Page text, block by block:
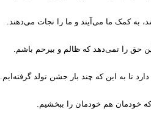
به کمک ما مى‌آيند و ما را نجات مى‌دهند.
حق را نمى‌دهد که ظالم و بيرحم باشم.
تا به اين که چند بار جشن تولد گرفته‌ايم.
خودمان هم خودمان را ببخشيم.